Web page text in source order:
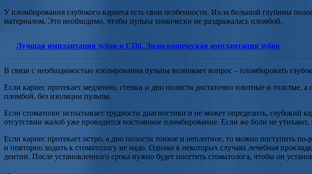
У пломбирования глубокого кариеса есть свои особенности. Из-за большой глубины
материалом. Это необходимо, чтобы пульпа химически не раздражалась пломбой.
Лучшая имплантация зубов в СПб. Эндоскопическая имплантация зубов
В связи с необходимостью изолирования пульпы возникает вопрос – пломбировать
Если кариес протекает медленно, стенки и дно полости достаточно плотные и толстые,
пломбой, без изоляции пульпы.
Если стоматолог испытывает трудности диагностики и не может определить, глубокий
отсутствии жалоб уже проводится постоянное пломбирование. Если же боли не
Если кариес протекает остро, а дно полости тонкое и неплотное, то можно поступить
и повторно ходить к стоматологу не надо. Однако в некоторых случаях лечебная
дентин. После установленного срока нужно будет посетить стоматолога, чтобы он